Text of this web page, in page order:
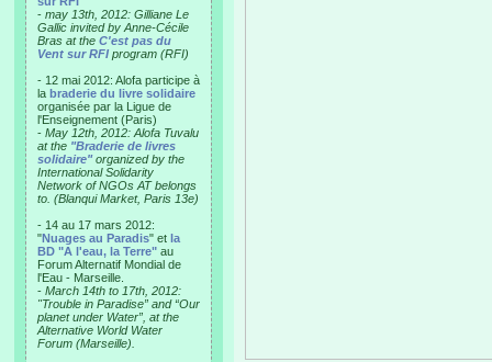
- may 13th, 2012: Gilliane Le
Gallic invited by Anne-Cécile
Bras at the C'est pas du
Vent sur RFI program (RFI)
- 12 mai 2012: Alofa participe à
la braderie du livre solidaire
organisée par la Ligue de
l'Enseignement (Paris)
- May 12th, 2012: Alofa Tuvalu
at the "Braderie de livres
solidaire"organized by the
International Solidarity
Network of NGOs AT belongs
to. (Blanqui Market, Paris 13e)
- 14 au 17 mars 2012:
"Nuages au Paradis" et la
BD "A l'eau, la Terre" au
Forum Alternatif Mondial de
l'Eau - Marseille.
- March 14th to 17th, 2012:
"Trouble in Paradise” and “Our
planet under Water”, at the
Alternative World Water
Forum (Marseille).